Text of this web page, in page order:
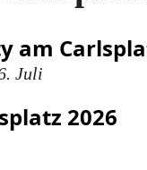
am
Juli
2026